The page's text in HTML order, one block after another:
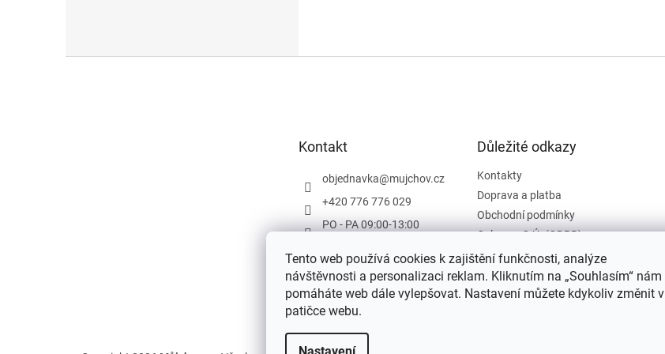
Tento web používá cookies k zajištění funkčnosti, analýze
návštěvnosti a personalizaci reklam. Kliknutím na „Souhlasím“ nám
pomáháte web dále vylepšovat. Nastavení můžete kdykoliv změnit v
patičce webu.
Kontakt
objednavka@mujchov.cz
+420 776 776 029
PO - PA 09:00-13:00
Důležité odkazy
Kontakty
Doprava a platba
Obchodní podmínky
Ochrana O.Ú. (GDPR)
Vrácení zboží
Hodnocení obchodu
Moje objednávka